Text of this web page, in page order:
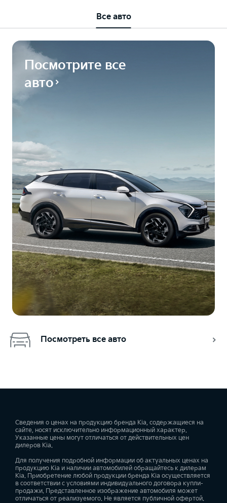
Все авто
Посмотрите все
авто
Посмотреть все авто
Сведения о ценах на продукцию бренда Kia, содержащиеся на
сайте, носят исключительно информационный характер.
Указанные цены могут отличаться от действительных цен
дилеров Kia.
Для получения подробной информации об актуальных ценах на
продукцию Kia и наличии автомобилей обращайтесь к дилерам
Kia. Приобретение любой продукции бренда Kia осуществляется
в соответствии с условиями индивидуального договора купли-
продажи. Представленное изображение автомобиля может
отличаться от реализуемого. Не является публичной офертой.